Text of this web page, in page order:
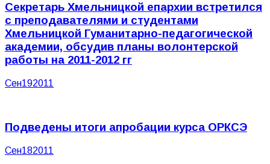
Секретарь Хмельницкой епархии встретился
с преподавателями и студентами
Хмельницкой Гуманитарно-педагогической
академии, обсудив планы волонтерской
работы на 2011-2012 гг
Сен192011
Подведены итоги апробации курса ОРКСЭ
Сен182011